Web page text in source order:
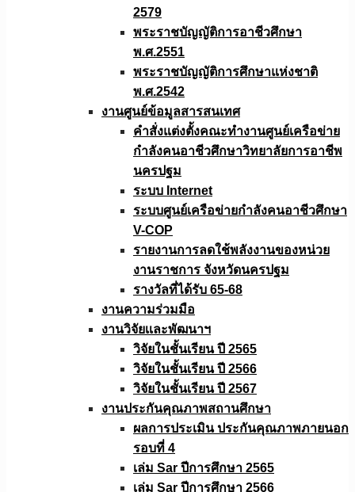
2579
พระราชบัญญัติการอาชีวศึกษา
พ.ศ.2551
พระราชบัญญัติการศึกษาแห่งชาติ
พ.ศ.2542
งานศูนย์ข้อมูลสารสนเทศ
คำสั่งแต่งตั้งคณะทำงานศูนย์เครือข่าย
กำลังคนอาชีวศึกษาวิทยาลัยการอาชีพ
นครปฐม
ระบบ Internet
ระบบศูนย์เครือข่ายกำลังคนอาชีวศึกษา
V-COP
รายงานการลดใช้พลังงานของหน่วย
งานราชการ จังหวัดนครปฐม
รางวัลที่ได้รับ 65-68
งานความร่วมมือ
งานวิจัยเเละพัฒนาฯ
วิจัยในชั้นเรียน ปี 2565
วิจัยในชั้นเรียน ปี 2566
วิจัยในชั้นเรียน ปี 2567
งานประกันคุณภาพสถานศึกษา
ผลการประเมิน ประกันคุณภาพภายนอก
รอบที่ 4
เล่ม Sar ปีการศึกษา 2565
เล่ม Sar ปีการศึกษา 2566